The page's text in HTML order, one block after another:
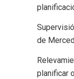
de
planificar